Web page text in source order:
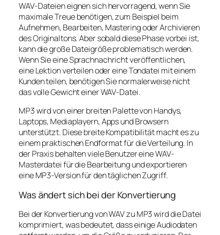
WAV-Dateien eignen sich hervorragend, wenn Sie
maximale Treue benötigen, zum Beispiel beim
Aufnehmen, Bearbeiten, Mastering oder Archivieren
des Originaltons. Aber sobald diese Phase vorbei ist,
kann die große Dateigröße problematisch werden.
Wenn Sie eine Sprachnachricht veröffentlichen,
eine Lektion verteilen oder eine Tondatei mit einem
Kunden teilen, benötigen Sie normalerweise nicht
das volle Gewicht einer WAV-Datei.
MP3 wird von einer breiten Palette von Handys,
Laptops, Mediaplayern, Apps und Browsern
unterstützt. Diese breite Kompatibilität macht es zu
einem praktischen Endformat für die Verteilung. In
der Praxis behalten viele Benutzer eine WAV-
Masterdatei für die Bearbeitung und exportieren
eine MP3-Version für den täglichen Zugriff.
Was ändert sich bei der Konvertierung
Bei der Konvertierung von WAV zu MP3 wird die Datei
komprimiert, was bedeutet, dass einige Audiodaten